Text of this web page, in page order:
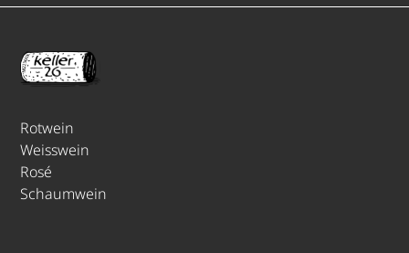
Rotwein
Weisswein
Rosé
Schaumwein